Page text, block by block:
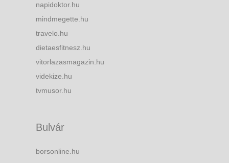
napidoktor.hu
mindmegette.hu
travelo.hu
dietaesfitnesz.hu
vitorlazasmagazin.hu
videkize.hu
tvmusor.hu
Bulvár
borsonline.hu